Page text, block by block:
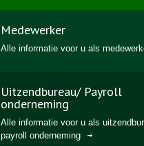
Medewerker
Alle informatie voor u als
Uitzendbureau/ Payroll
onderneming
Alle informatie voor u als
payroll onderneming